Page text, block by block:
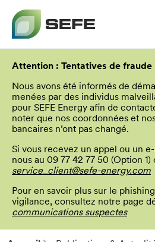
principal
Attention : Tentatives de fraude
Nous avons été informés de
menées par des individus
pour SEFE Energy afin de
noter que nos coordonnées et
bancaires n’ont pas changé.
Si vous recevez un appel ou un
nous au 09 77 42 77 50 (Option
service_client@sefe-energy.com
Pour en savoir plus sur le
vigilance, consultez notre page
communications suspectes